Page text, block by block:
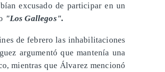
excusado de participar en un
"Los Gallegos".
de febrero las inhabilitaciones
argumentó que mantenía una
mientras que Álvarez mencionó